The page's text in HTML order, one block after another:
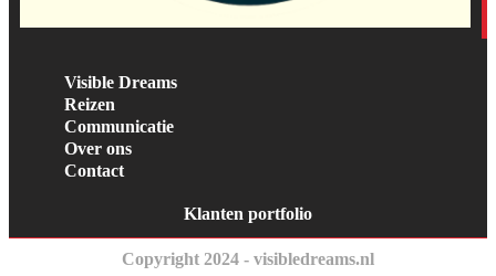
Visible Dreams
Reizen
Communicatie
Over ons
Contact
Klanten portfolio
Copyright 2024 - visibledreams.nl